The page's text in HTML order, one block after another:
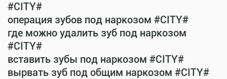
#CITY#
операция зубов под наркозом #CITY#
где можно удалить зуб под наркозом
#CITY#
вставить зубы под наркозом #CITY#
вырвать зуб под общим наркозом #CITY#